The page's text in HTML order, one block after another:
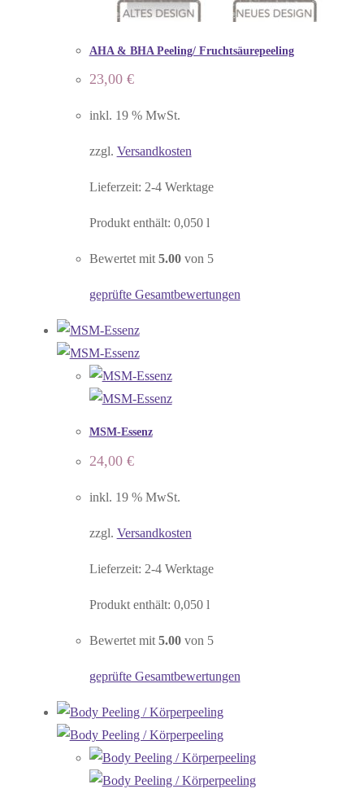
AHA & BHA Peeling/ Fruchtsäurepeeling
23,00 €
inkl. 19 % MwSt.
zzgl. Versandkosten
Lieferzeit: 2-4 Werktage
Produkt enthält: 0,050 l
Bewertet mit5.00von 5
geprüfte Gesamtbewertungen
MSM-Essenz
24,00 €
inkl. 19 % MwSt.
zzgl. Versandkosten
Lieferzeit: 2-4 Werktage
Produkt enthält: 0,050 l
Bewertet mit 5.00von 5
geprüfte Gesamtbewertungen